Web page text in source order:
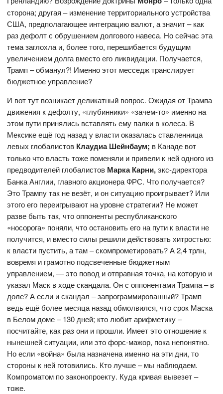
сторона; другая – изменение территориального устройства
США, предполагающее интеграцию валют, а значит – как
раз дефолт с обрушением долгового навеса. Но сейчас эта
тема заглохла и, более того, перешибается будущим
увеличением долга вместо его ликвидации. Получается,
Трамп – обманул?! Именно этот месседж транслирует
бюджетное управление?
И вот тут возникает деликатный вопрос. Ожидая от Трампа
движения к дефолту, «глубинники» «зачем-то» именно на
этом пути принялись вставлять ему палки в колеса. В
Мексике ещё год назад у власти оказалась ставленница
левых глобалистов Клаудиа Шейнбаум; в Канаде вот
только что власть тоже поменяли и привели к ней одного из
предводителей глобалистов Марка Карни,экс-директора
Банка Англии, главного акционера ФРС. Что получается?
Это Трампу так не везёт, и он ситуацию проигрывает? Или
этого его переигрывают на уровне стратегии? Не может
разве быть так, что оппоненты республиканского
«носорога» поняли, что остановить его на пути к власти не
получится, и вместо силы решили действовать хитростью:
к власти пустить, а там – скомпрометировать? А 2,4 трлн,
вовремя и грамотно подсвеченные бюджетным
управлением, — это повод и отправная точка, на которую и
указал Маск в ходе скандала. Он с оппонентами Трампа – в
доле? А если и скандал – запрограммированный? Трамп
ведь ещё более месяца назад обмолвился, что срок Маска
в Белом доме – 130 дней; кто любит арифметику –
посчитайте, как раз они и прошли. Имеет это отношение к
нынешней ситуации, или это форс-мажор, пока непонятно.
Но если «война» была назначена именно на эти дни, то
стороны к ней готовились. Кто лучше – мы наблюдаем.
Компроматом по законопроекту. Куда кривая вывезет –
тоже.